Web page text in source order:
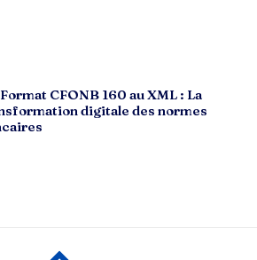
CFONB 160 au XML : La
digitale des normes